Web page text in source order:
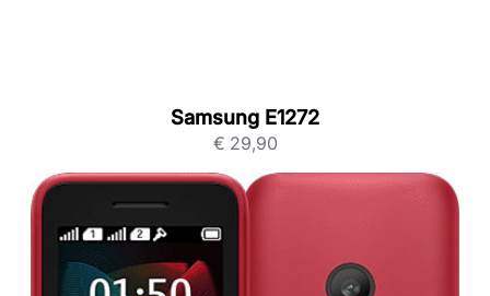
Samsung E1272
€ 29,90